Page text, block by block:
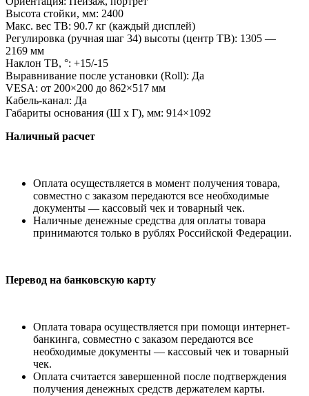
Высота стойки, мм: 2400
Макс. вес ТВ: 90.7 кг (каждый дисплей)
Регулировка (ручная шаг 34) высоты (центр ТВ): 1305 —
2169 мм
Наклон ТВ, °: +15/-15
Выравнивание после установки (Roll): Да
VESA: от 200×200 до 862×517 мм
Кабель-канал: Да
Габариты основания (Ш х Г), мм: 914×1092
Наличный расчет
Оплата осуществляется в момент получения товара,
совместно с заказом передаются все необходимые
документы — кассовый чек и товарный чек.
Наличные денежные средства для оплаты товара
принимаются только в рублях Российской Федерации.
Перевод на банковскую карту
Оплата товара осуществляется при помощи интернет-
банкинга, совместно с заказом передаются все
необходимые документы — кассовый чек и товарный
чек.
Оплата считается завершенной после подтверждения
получения денежных средств держателем карты.